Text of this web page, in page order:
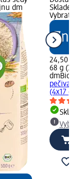
dm
Vybrat
24,50 Kč
68 g
dmBio
pečiva s
(4x17